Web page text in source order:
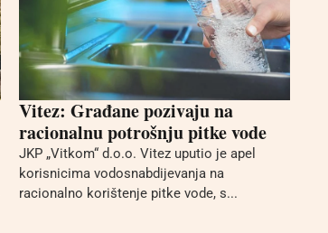
Vitez: Građane pozivaju na
racionalnu potrošnju pitke vode
JKP „Vitkom“ d.o.o. Vitez uputio je apel
korisnicima vodosnabdijevanja na
racionalno korištenje pitke vode, s...